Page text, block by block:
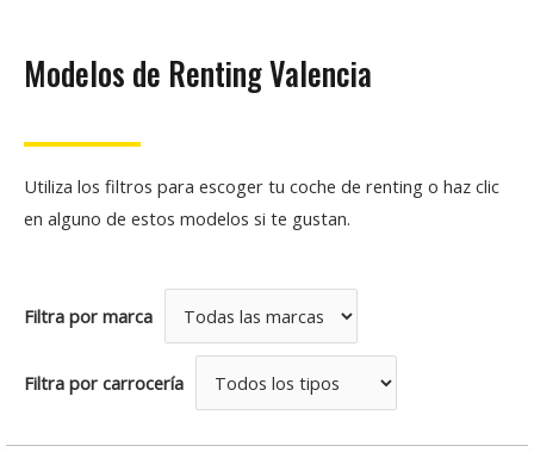
Modelos de Renting Valencia
Utiliza los filtros para escoger tu coche de renting o haz clic
en alguno de estos modelos si te gustan.
Filtra por marca
Filtra por carrocería